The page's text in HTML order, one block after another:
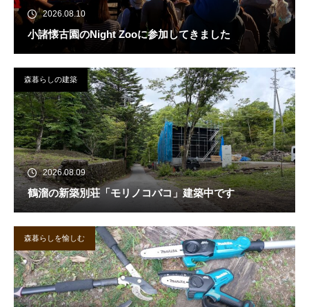
2026.08.10
小諸懐古園のNight Zooに参加してきました
森暮らしの建築
2026.08.09
鶴溜の新築別荘「モリノコバコ」建築中です
森暮らしを愉しむ